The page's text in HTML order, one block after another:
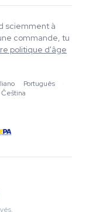
sciemment à
commande, tu
politique d'âge
·Português
·
·Čeština